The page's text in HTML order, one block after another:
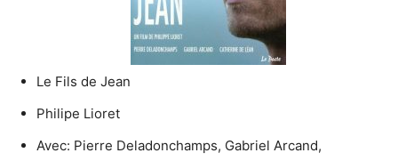
Le Fils de Jean
Philipe Lioret
Avec: Pierre Deladonchamps, Gabriel Arcand,